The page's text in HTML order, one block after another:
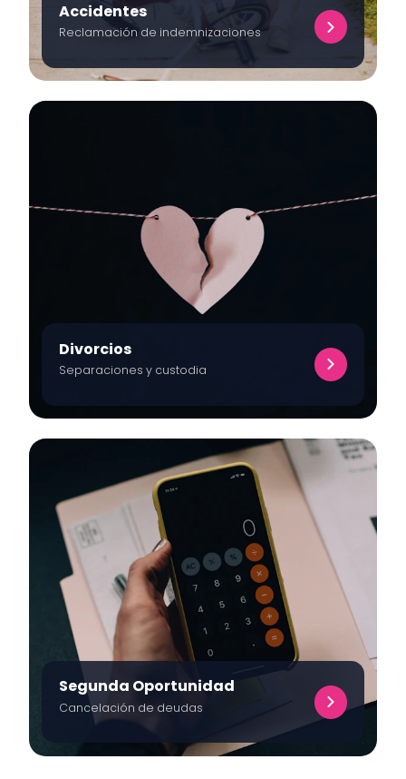
Accidentes
Reclamación de indemnizaciones
Divorcios
Separaciones y custodia
Segunda Oportunidad
Cancelación de deudas